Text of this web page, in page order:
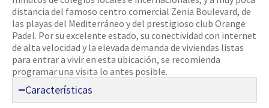
distancia del famoso centro comercial Zenia Boulevard, de
las playas del Mediterráneo y del prestigioso club Orange
Padel. Por su excelente estado, su conectividad con internet
de alta velocidad y la elevada demanda de viviendas listas
para entrar a vivir en esta ubicación, se recomienda
programar una visita lo antes posible.
Características